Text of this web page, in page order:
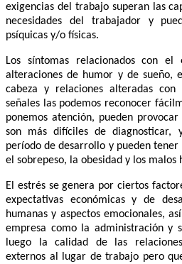
exigencias del trabajo superan las
necesidades del trabajador y
psíquicas y/o físicas.
Los síntomas relacionados con el
alteraciones de humor y de sueño,
cabeza y relaciones alteradas
señales las podemos reconocer
ponemos atención, pueden
son más difíciles de diagnosticar,
período de desarrollo y pueden
el sobrepeso, la obesidad y los malos
El estrés se genera por ciertos
expectativas económicas y de
humanas y aspectos emocionales,
empresa como la administración y
luego la calidad de las
externos al lugar de trabajo pero